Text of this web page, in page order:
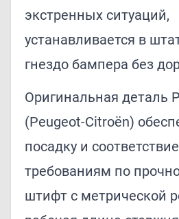
экстренных ситуаций,
устанавливается в
гнездо бампера без
Оригинальная деталь
(Peugeot‑Citroën)
посадку и
требованиям по
штифт с метрической